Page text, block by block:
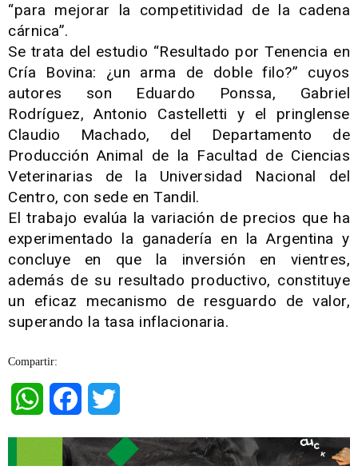
“para mejorar la competitividad de la cadena
cárnica”.
Se trata del estudio “Resultado por Tenencia en
Cría Bovina: ¿un arma de doble filo?” cuyos
autores son Eduardo Ponssa, Gabriel
Rodríguez, Antonio Castelletti y el pringlense
Claudio Machado, del Departamento de
Producción Animal de la Facultad de Ciencias
Veterinarias de la Universidad Nacional del
Centro, con sede en Tandil.
El trabajo evalúa la variación de precios que ha
experimentado la ganadería en la Argentina y
concluye en que la inversión en vientres,
además de su resultado productivo, constituye
un eficaz mecanismo de resguardo de valor,
superando la tasa inflacionaria.
Compartir:
WhatsAppFacebook